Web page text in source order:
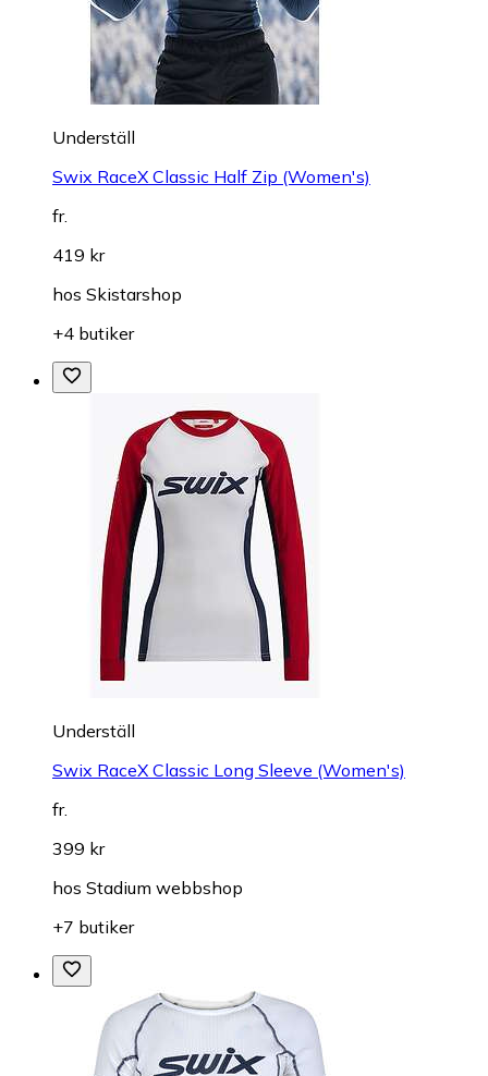
Underställ
Swix RaceX Classic Half Zip (Women's)
fr.
419 kr
hos Skistarshop
+4 butiker
Underställ
Swix RaceX Classic Long Sleeve (Women's)
fr.
399 kr
hos Stadium webbshop
+7 butiker